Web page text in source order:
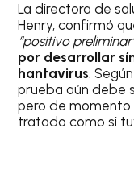
La directora de
Henry, confirmó
“positivo
por desarrollar
hantavirus.
prueba aún debe
pero de momento
tratado como si